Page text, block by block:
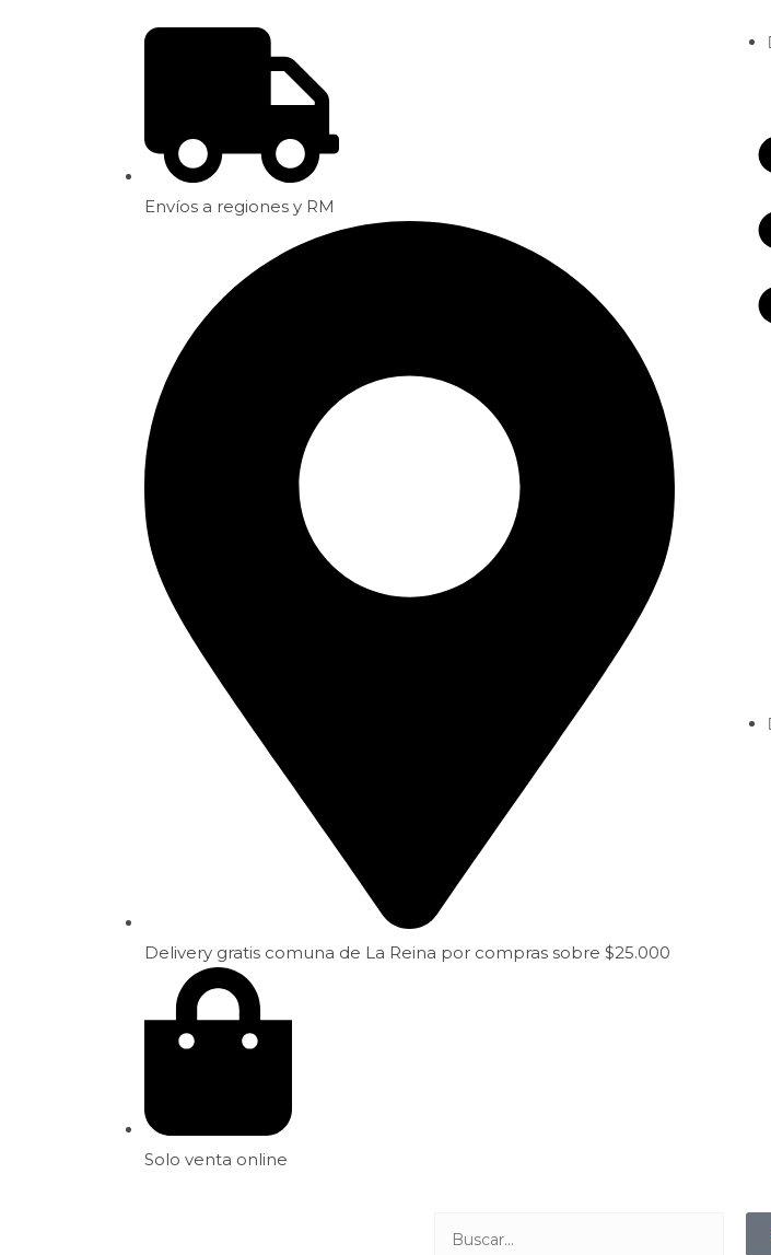
Envíos a regiones y RM
Delivery gratis comuna de La Reina por compras sobre $25.000
Solo venta online